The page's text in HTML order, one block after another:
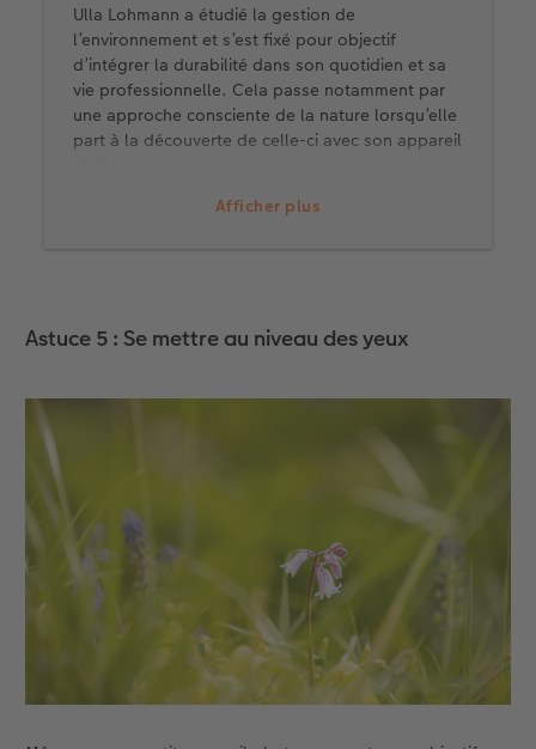
Afficher plus
Ulla Lohmann a étudié la gestion de
l’environnement et s’est fixé pour objectif
d’intégrer la durabilité dans son quotidien et sa
vie professionnelle. Cela passe notamment par
une approche consciente de la nature lorsqu’elle
part à la découverte de celle-ci avec son appareil
Ses conseils pour le printemps :
toujours de superbes motifs macro dans votre
un excellent moyen de sortir de chez soi. Vous
serez surpris par la quantité de choses à
3) Soyez vigilant. Veillez à ne pas piétiner les
plantes et essayez, si possible, de rester sur les
chemins.
4) Avec votre appareil photo, montrez comment
la vie s’éveille et partagez notre belle nature avec
d’autres personnes.
5) Astuce d’équipement durable : Fabriquez
Astuce 5 : Se mettre au niveau des yeux